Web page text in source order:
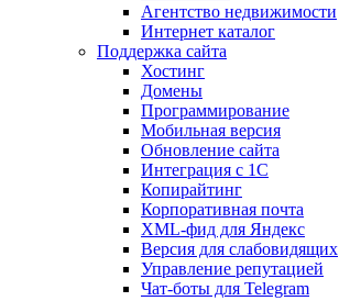
Агентство недвижимости
Интернет каталог
Поддержка сайта
Хостинг
Домены
Программирование
Мобильная версия
Обновление сайта
Интеграция с 1С
Копирайтинг
Корпоративная почта
XML-фид для Яндекс
Версия для слабовидящих
Управление репутацией
Чат-боты для Telegram